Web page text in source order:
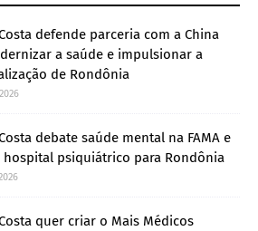
defende parceria com a China
a saúde e impulsionar a
de Rondônia
debate saúde mental na FAMA e
hospital psiquiátrico para Rondônia
quer criar o Mais Médicos